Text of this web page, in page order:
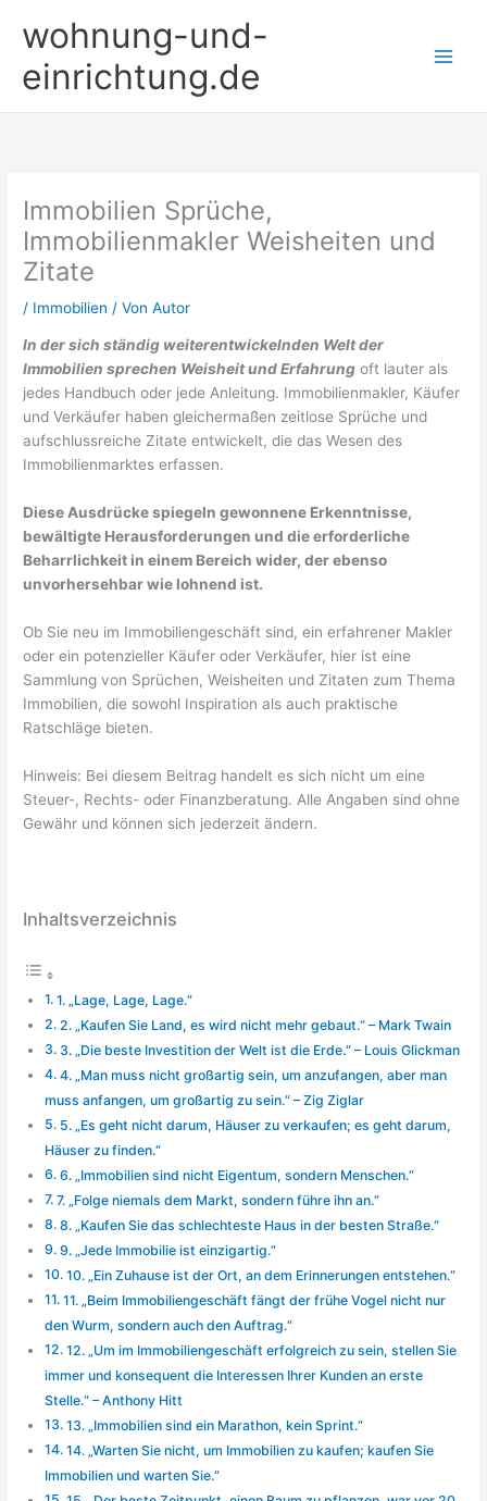
Inhaltwohnung-und-
einrichtung.de
Immobilien Sprüche,
Immobilienmakler Weisheiten und
Zitate
/ Immobilien / VonAutor
In der sich ständig weiterentwickelnden Welt der
Immobilien sprechen Weisheit und Erfahrung oft lauter als
jedes Handbuch oder jede Anleitung. Immobilienmakler, Käufer
und Verkäufer haben gleichermaßen zeitlose Sprüche und
aufschlussreiche Zitate entwickelt, die das Wesen des
Immobilienmarktes erfassen.
Diese Ausdrücke spiegeln gewonnene Erkenntnisse,
bewältigte Herausforderungen und die erforderliche
Beharrlichkeit in einem Bereich wider, der ebenso
unvorhersehbar wie lohnend ist.
Ob Sie neu im Immobiliengeschäft sind, ein erfahrener Makler
oder ein potenzieller Käufer oder Verkäufer, hier ist eine
Sammlung von Sprüchen, Weisheiten und Zitaten zum Thema
Immobilien, die sowohl Inspiration als auch praktische
Ratschläge bieten.
Hinweis: Bei diesem Beitrag handelt es sich nicht um eine
Steuer-, Rechts- oder Finanzberatung. Alle Angaben sind ohne
Gewähr und können sich jederzeit ändern.
Inhaltsverzeichnis
1. „Lage, Lage, Lage.“
2. „Kaufen Sie Land, es wird nicht mehr gebaut.“ – Mark Twain
3. „Die beste Investition der Welt ist die Erde.“ – Louis Glickman
4. „Man muss nicht großartig sein, um anzufangen, aber man
muss anfangen, um großartig zu sein.“ – Zig Ziglar
5. „Es geht nicht darum, Häuser zu verkaufen; es geht darum,
Häuser zu finden.“
6. „Immobilien sind nicht Eigentum, sondern Menschen.“
7. „Folge niemals dem Markt, sondern führe ihn an.“
8. „Kaufen Sie das schlechteste Haus in der besten Straße.“
9. „Jede Immobilie ist einzigartig.“
10. „Ein Zuhause ist der Ort, an dem Erinnerungen entstehen.“
11. „Beim Immobiliengeschäft fängt der frühe Vogel nicht nur
den Wurm, sondern auch den Auftrag.“
12. „Um im Immobiliengeschäft erfolgreich zu sein, stellen Sie
immer und konsequent die Interessen Ihrer Kunden an erste
Stelle.“ – Anthony Hitt
13. „Immobilien sind ein Marathon, kein Sprint.“
14. „Warten Sie nicht, um Immobilien zu kaufen; kaufen Sie
Immobilien und warten Sie.“